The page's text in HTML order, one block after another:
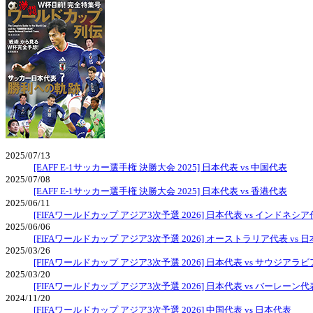
2025/07/13
[EAFF E-1サッカー選手権 決勝大会 2025] 日本代表 vs 中国代表
2025/07/08
[EAFF E-1サッカー選手権 決勝大会 2025] 日本代表 vs 香港代表
2025/06/11
[FIFAワールドカップ アジア3次予選 2026] 日本代表 vs インドネシア
2025/06/06
[FIFAワールドカップ アジア3次予選 2026] オーストラリア代表 vs 日
2025/03/26
[FIFAワールドカップ アジア3次予選 2026] 日本代表 vs サウジアラビ
2025/03/20
[FIFAワールドカップ アジア3次予選 2026] 日本代表 vs バーレーン代
2024/11/20
[FIFAワールドカップ アジア3次予選 2026] 中国代表 vs 日本代表